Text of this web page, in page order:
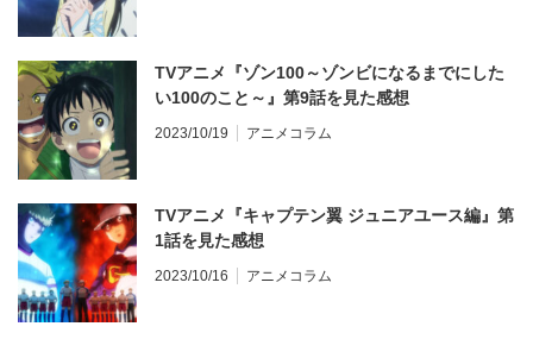
TVアニメ『ゾン100～ゾンビになるまでにした
い100のこと～』第9話を見た感想
2023/10/19 アニメコラム
TVアニメ『キャプテン翼 ジュニアユース編』第
1話を見た感想
2023/10/16 アニメコラム